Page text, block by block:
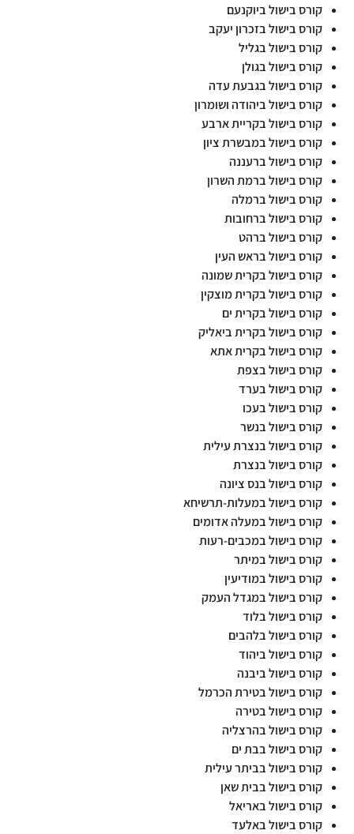
קורס בישול ביוקנעם
קורס בישול בזכרון יעקב
קורס בישול בגליל
קורס בישול בגולן
קורס בישול בגבעת עדה
קורס בישול ביהודה ושומרון
קורס בישול בקריית ארבע
קורס בישול במבשרת ציון
קורס בישול ברעננה
קורס בישול ברמת השרון
קורס בישול ברמלה
קורס בישול ברחובות
קורס בישול ברהט
קורס בישול בראש העין
קורס בישול בקרית שמונה
קורס בישול בקרית מוצקין
קורס בישול בקרית ים
קורס בישול בקרית ביאליק
קורס בישול בקרית אתא
קורס בישול בצפת
קורס בישול בערד
קורס בישול בעכו
קורס בישול בנשר
קורס בישול בנצרת עילית
קורס בישול בנצרת
קורס בישול בנס ציונה
קורס בישול במעלות-תרשיחא
קורס בישול במעלה אדומים
קורס בישול במכבים-רעות
קורס בישול במיתר
קורס בישול במודיעין
קורס בישול במגדל העמק
קורס בישול בלוד
קורס בישול בלהבים
קורס בישול ביהוד
קורס בישול ביבנה
קורס בישול בטירת הכרמל
קורס בישול בטירה
קורס בישול בהרצליה
קורס בישול בבת ים
קורס בישול בביתר עילית
קורס בישול בבית שאן
קורס בישול באריאל
קורס בישול באלעד